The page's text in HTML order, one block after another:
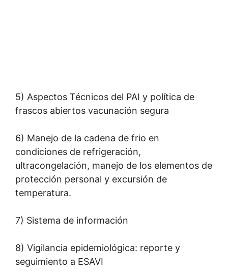
5) Aspectos Técnicos del PAI y política de
frascos abiertos vacunación segura
6) Manejo de la cadena de frio en
condiciones de refrigeración,
ultracongelación, manejo de los elementos de
protección personal y excursión de
temperatura.
7) Sistema de información
8) Vigilancia epidemiológica: reporte y
seguimiento a ESAVI